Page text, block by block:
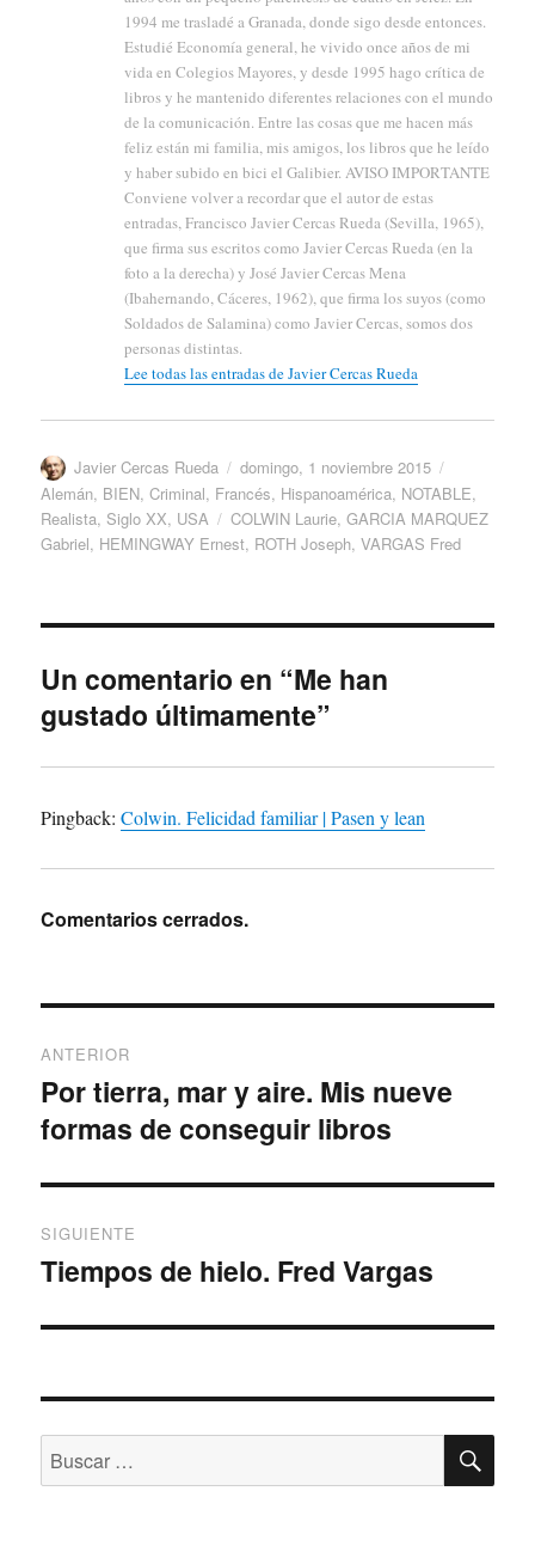
1994 me trasladé a Granada, donde sigo desde entonces.
Estudié Economía general, he vivido once años de mi
vida en Colegios Mayores, y desde 1995 hago crítica de
libros y he mantenido diferentes relaciones con el mundo
de la comunicación. Entre las cosas que me hacen más
feliz están mi familia, mis amigos, los libros que he leído
y haber subido en bici el Galibier. AVISO IMPORTANTE
Conviene volver a recordar que el autor de estas
entradas, Francisco Javier Cercas Rueda (Sevilla, 1965),
que firma sus escritos como Javier Cercas Rueda (en la
foto a la derecha) y José Javier Cercas Mena
(Ibahernando, Cáceres, 1962), que firma los suyos (como
Soldados de Salamina) como Javier Cercas, somos dos
personas distintas.
Lee todas las entradas de Javier Cercas Rueda
Autor
Javier Cercas Rueda
Publicado
el
domingo, 1 noviembre 2015
Alemán, BIEN,Criminal, Francés, Hispanoamérica, NOTABLE,
Realista, Siglo XX, USA Etiquetas
COLWIN Laurie,GARCIA MARQUEZ
Gabriel, HEMINGWAY Ernest, ROTH Joseph,VARGAS Fred
Un comentario en “Me han
gustado últimamente”
Pingback:Colwin. Felicidad familiar | Pasen y lean
Comentarios cerrados.
de
entradas
ANTERIOR
Entrada
anterior:
Por tierra, mar y aire. Mis nueve
formas de conseguir libros
SIGUIENTE
Entrada
Tiempos de hielo. Fred Vargas
Buscar
por: